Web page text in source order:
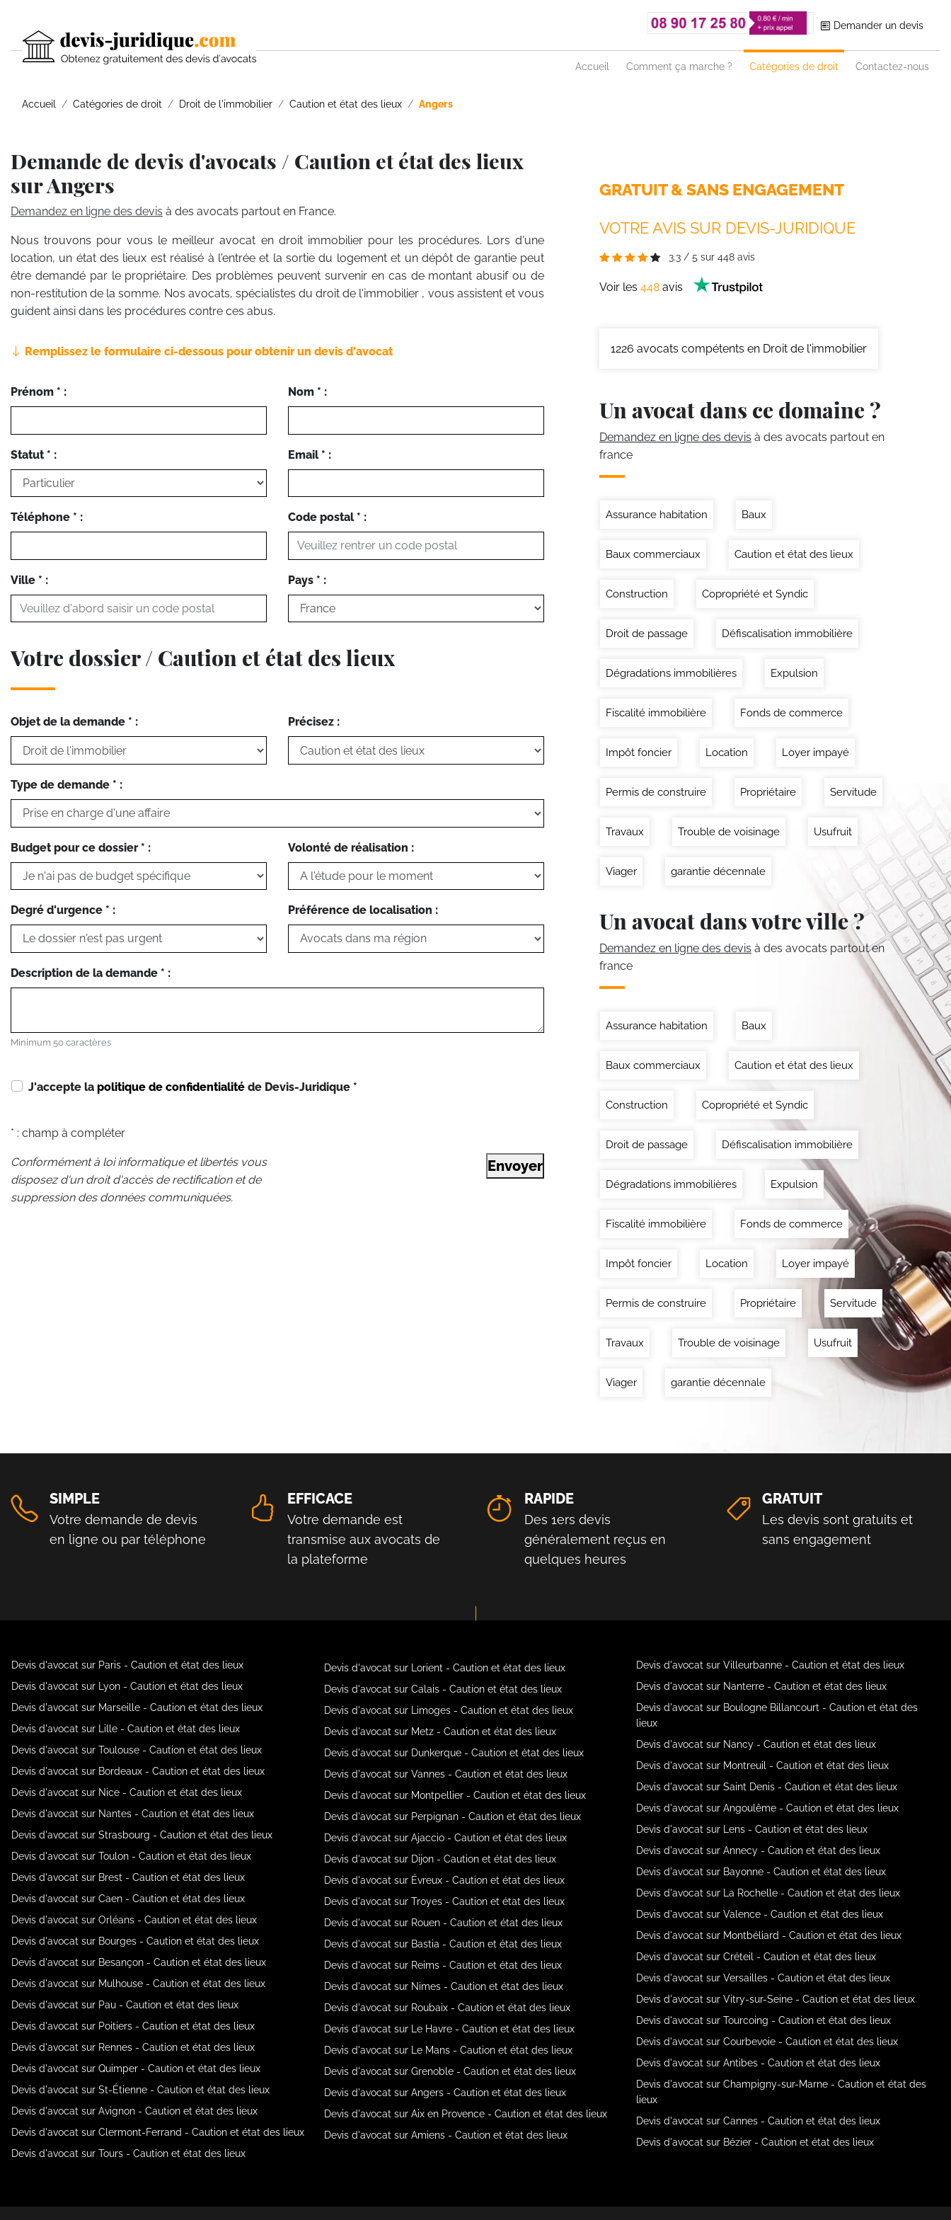
Demander un devis
Accueil Comment ça marche ? Catégories de droit Contactez-nous
Accueil Catégories de droit Droit de l'immobilier Caution et état des lieux Angers
Demande de devis d'avocats / Caution et état des lieux
sur Angers
Demandez en ligne des devis à des avocats partout en France.
Nous trouvons pour vous le meilleur avocat en droit immobilier pour les procédures. Lors d'une
location, un état des lieux est réalisé à l'entrée et la sortie du logement et un dépôt de garantie peut
être demandé par le propriétaire. Des problèmes peuvent survenir en cas de montant abusif ou de
non-restitution de la somme. Nos avocats, spécialistes du droit de l'immobilier , vous assistent et vous
guident ainsi dans les procédures contre ces abus.
Remplissez le formulaire ci-dessous pour obtenir un devis d'avocat
Prénom * : Nom * :
Statut * : Email * :
Téléphone * : Code postal * :
Ville * : Pays * :
Votre dossier / Caution et état des lieux
Objet de la demande * : Précisez :
Type de demande * :
Budget pour ce dossier * : Volonté de réalisation :
Degré d'urgence * : Préférence de localisation :
Description de la demande * :
Minimum 50 caractères
J'accepte la politique de confidentialité de Devis-Juridique *
* : champ à compléter
Conformément à loi informatique et libertés vous
disposez d'un droit d'accès de rectification et de
suppression des données communiquées.
Envoyer
GRATUIT & SANS ENGAGEMENT
VOTRE AVIS SUR DEVIS-JURIDIQUE
3.3 / 5 sur 448 avis
Voir les 448 avis
1226 avocats compétents en Droit de l'immobilier
Un avocat dans ce domaine ?
Demandez en ligne des devis à des avocats partout en
france
Assurance habitation Baux
Baux commerciaux Caution et état des lieux
Construction Copropriété et Syndic
Droit de passage Défiscalisation immobilière
Dégradations immobilières Expulsion
Fiscalité immobilière Fonds de commerce
Impôt foncier Location Loyer impayé
Permis de construire Propriétaire Servitude
Travaux Trouble de voisinage Usufruit
Viager garantie décennale
Un avocat dans votre ville ?
Demandez en ligne des devis à des avocats partout en
france
Assurance habitation Baux
Baux commerciaux Caution et état des lieux
Construction Copropriété et Syndic
Droit de passage Défiscalisation immobilière
Dégradations immobilières Expulsion
Fiscalité immobilière Fonds de commerce
Impôt foncier Location Loyer impayé
Permis de construire Propriétaire Servitude
Travaux Trouble de voisinage Usufruit
Viager garantie décennale
SIMPLE
Votre demande de devis
en ligne ou par téléphone
EFFICACE
Votre demande est
transmise aux avocats de
la plateforme
RAPIDE
Des 1ers devis
généralement reçus en
quelques heures
GRATUIT
Les devis sont gratuits et
sans engagement
Devis d'avocat sur Paris - Caution et état des lieux
Devis d'avocat sur Lyon - Caution et état des lieux
Devis d'avocat sur Marseille - Caution et état des lieux
Devis d'avocat sur Lille - Caution et état des lieux
Devis d'avocat sur Toulouse - Caution et état des lieux
Devis d'avocat sur Bordeaux - Caution et état des lieux
Devis d'avocat sur Nice - Caution et état des lieux
Devis d'avocat sur Nantes - Caution et état des lieux
Devis d'avocat sur Strasbourg - Caution et état des lieux
Devis d'avocat sur Toulon - Caution et état des lieux
Devis d'avocat sur Brest - Caution et état des lieux
Devis d'avocat sur Caen - Caution et état des lieux
Devis d'avocat sur Orléans - Caution et état des lieux
Devis d'avocat sur Bourges - Caution et état des lieux
Devis d'avocat sur Besançon - Caution et état des lieux
Devis d'avocat sur Mulhouse - Caution et état des lieux
Devis d'avocat sur Pau - Caution et état des lieux
Devis d'avocat sur Poitiers - Caution et état des lieux
Devis d'avocat sur Rennes - Caution et état des lieux
Devis d'avocat sur Quimper - Caution et état des lieux
Devis d'avocat sur St-Étienne - Caution et état des lieux
Devis d'avocat sur Avignon - Caution et état des lieux
Devis d'avocat sur Clermont-Ferrand - Caution et état des lieux
Devis d'avocat sur Tours - Caution et état des lieux
Devis d'avocat sur Lorient - Caution et état des lieux
Devis d'avocat sur Calais - Caution et état des lieux
Devis d'avocat sur Limoges - Caution et état des lieux
Devis d'avocat sur Metz - Caution et état des lieux
Devis d'avocat sur Dunkerque - Caution et état des lieux
Devis d'avocat sur Vannes - Caution et état des lieux
Devis d'avocat sur Montpellier - Caution et état des lieux
Devis d'avocat sur Perpignan - Caution et état des lieux
Devis d'avocat sur Ajaccio - Caution et état des lieux
Devis d'avocat sur Dijon - Caution et état des lieux
Devis d'avocat sur Évreux - Caution et état des lieux
Devis d'avocat sur Troyes - Caution et état des lieux
Devis d'avocat sur Rouen - Caution et état des lieux
Devis d'avocat sur Bastia - Caution et état des lieux
Devis d'avocat sur Reims - Caution et état des lieux
Devis d'avocat sur Nimes - Caution et état des lieux
Devis d'avocat sur Roubaix - Caution et état des lieux
Devis d'avocat sur Le Havre - Caution et état des lieux
Devis d'avocat sur Le Mans - Caution et état des lieux
Devis d'avocat sur Grenoble - Caution et état des lieux
Devis d'avocat sur Angers - Caution et état des lieux
Devis d'avocat sur Aix en Provence - Caution et état des lieux
Devis d'avocat sur Amiens - Caution et état des lieux
Devis d'avocat sur Villeurbanne - Caution et état des lieux
Devis d'avocat sur Nanterre - Caution et état des lieux
Devis d'avocat sur Boulogne Billancourt - Caution et état des
lieux
Devis d'avocat sur Nancy - Caution et état des lieux
Devis d'avocat sur Montreuil - Caution et état des lieux
Devis d'avocat sur Saint Denis - Caution et état des lieux
Devis d'avocat sur Angoulême - Caution et état des lieux
Devis d'avocat sur Lens - Caution et état des lieux
Devis d'avocat sur Annecy - Caution et état des lieux
Devis d'avocat sur Bayonne - Caution et état des lieux
Devis d'avocat sur La Rochelle - Caution et état des lieux
Devis d'avocat sur Valence - Caution et état des lieux
Devis d'avocat sur Montbéliard - Caution et état des lieux
Devis d'avocat sur Créteil - Caution et état des lieux
Devis d'avocat sur Versailles - Caution et état des lieux
Devis d'avocat sur Vitry-sur-Seine - Caution et état des lieux
Devis d'avocat sur Tourcoing - Caution et état des lieux
Devis d'avocat sur Courbevoie - Caution et état des lieux
Devis d'avocat sur Antibes - Caution et état des lieux
Devis d'avocat sur Champigny-sur-Marne - Caution et état des
lieux
Devis d'avocat sur Cannes - Caution et état des lieux
Devis d'avocat sur Bézier - Caution et état des lieux